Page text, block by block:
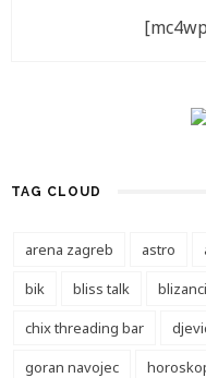
TAG CLOUD
arena zagreb astro
bik
bliss talk blizanci
chix threading bar
goran navojec